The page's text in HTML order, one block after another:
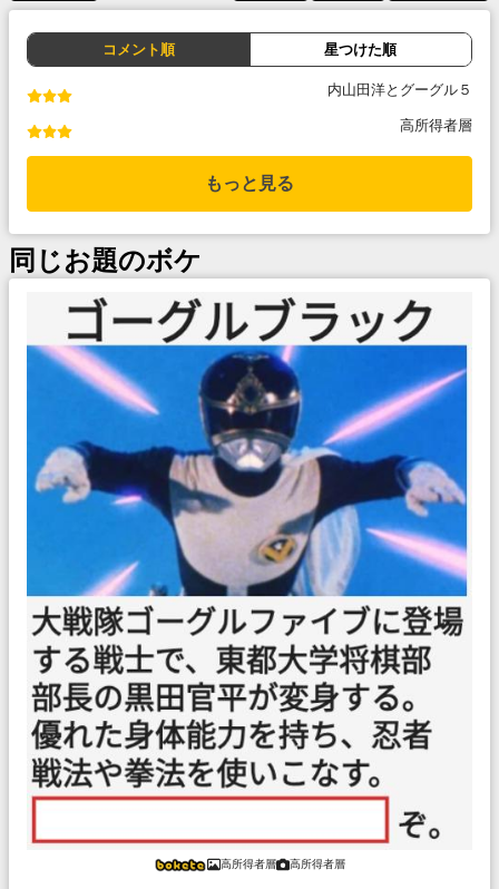
コメント順 星つけた順
内山田洋とグーグル５
高所得者層
もっと見る
同じお題のボケ
高所得者層 高所得者層